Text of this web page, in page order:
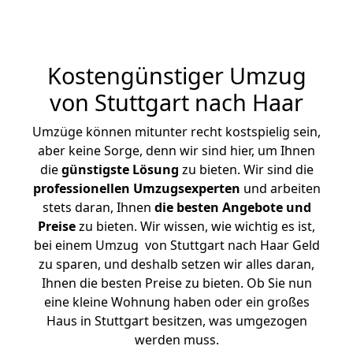
Kostengünstiger Umzug
von Stuttgart nach Haar
Umzüge können mitunter recht kostspielig sein,
aber keine Sorge, denn wir sind hier, um Ihnen
diegünstigste Lösung zu bieten. Wir sind die
professionellen Umzugsexperten und arbeiten
stets daran, Ihnen die besten Angebote und
Preisezu bieten. Wir wissen, wie wichtig es ist,
bei einem Umzug von Stuttgart nach Haar Geld
zu sparen, und deshalb setzen wir alles daran,
Ihnen die besten Preise zu bieten. Ob Sie nun
eine kleine Wohnung haben oder ein großes
Haus in Stuttgart besitzen, was umgezogen
werden muss.